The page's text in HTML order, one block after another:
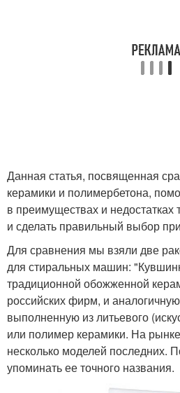
Данная статья, посвященная
керамики и полимербетона,
в преимуществах и недостатках
и сделать правильный выбор
Для сравнения мы взяли две
для стиральных машин:
традиционной обожженной
российских фирм, и
выполненную из литьевого
или полимер керамики. На
несколько моделей последних.
упоминать ее точного названия.